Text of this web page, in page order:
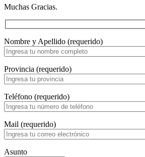
Muchas Gracias.
Nombre y Apellido (requerido)
Provincia (requerido)
Teléfono (requerido)
Mail (requerido)
Asunto